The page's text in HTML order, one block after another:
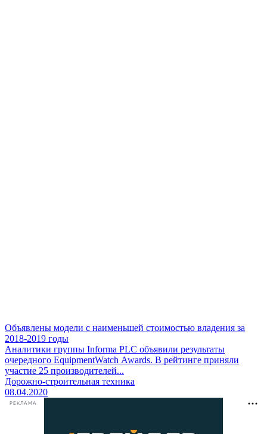
Объявлены модели с наименьшей стоимостью владения за
2018-2019 годы
Аналитики группы Informa PLC объявили результаты
очередного EquipmentWatch Awards. В рейтинге приняли
участие 25 производителей...
Дорожно-строительная техника
08.04.2020
РЕКЛАМА